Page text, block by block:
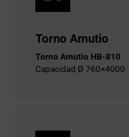
Torno Amutio
Torno Amutio HB-810
Capacidad Ø 760×4000